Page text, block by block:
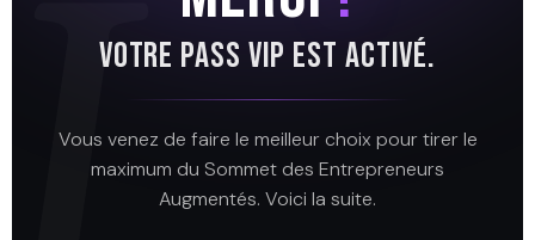
VOTRE PASS VIP EST ACTIVÉ.
Vous venez de faire le meilleur choix pour tirer le
maximum du Sommet des Entrepreneurs
Augmentés. Voici la suite.